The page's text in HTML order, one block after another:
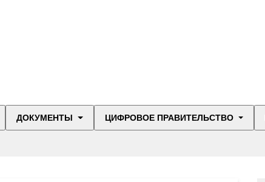
ДОКУМЕНТЫ ЦИФРОВОЕ ПРАВИТЕЛЬСТВО